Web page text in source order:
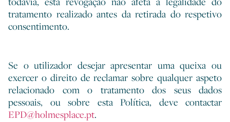
tratamento realizado antes da retirada do respetivo
consentimento.
Se o utilizador desejar apresentar uma queixa ou
exercer o direito de reclamar sobre qualquer aspeto
relacionado com o tratamento dos seus dados
pessoais, ou sobre esta Política, deve contactar
EPD@holmesplace.pt.